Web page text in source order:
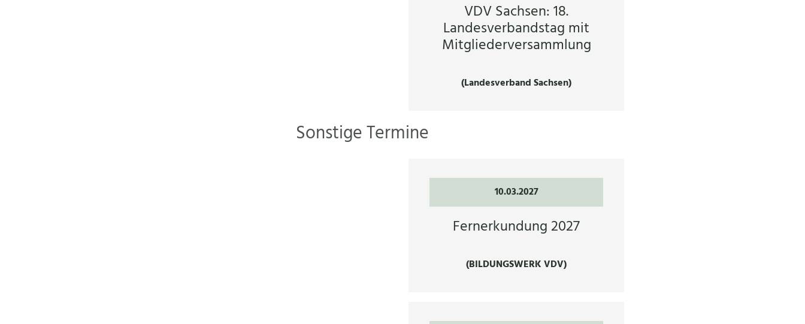
VDV Sachsen: 18.
Landesverbandstag mit
Mitgliederversammlung
(Landesverband Sachsen)
Sonstige Termine
10.03.2027
Fernerkundung 2027
(BILDUNGSWERK VDV)